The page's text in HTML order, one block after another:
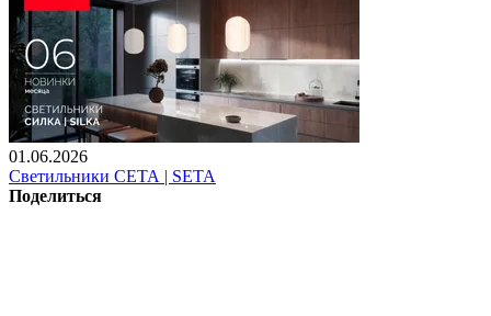
01.06.2026
Светильники СЕТА | SETA
Поделиться